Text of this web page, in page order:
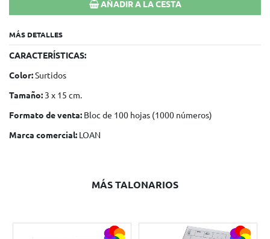
AÑADIR A LA CESTA
MÁS DETALLES
CARACTERÍSTICAS:
Color:Surtidos
Tamaño: 3 x 15 cm.
Formato de venta: Bloc de 100 hojas (1000 números)
Marca comercial: LOAN
MÁS TALONARIOS